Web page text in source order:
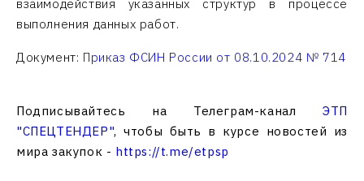
взаимодействия указанных структур в процессе
выполнения данных работ.
Документ: Приказ ФСИН России от 08.10.2024 № 714
Подписывайтесь на Телеграм-каналЭТП
"СПЕЦТЕНДЕР", чтобы быть в курсе новостей из
мира закупок - https://t.me/etpsp